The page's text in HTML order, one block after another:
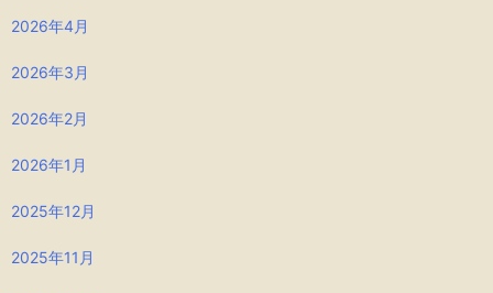
2026年4月
2026年3月
2026年2月
2026年1月
2025年12月
2025年11月